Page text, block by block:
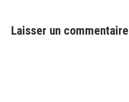
l’article
Laisser un commentaire